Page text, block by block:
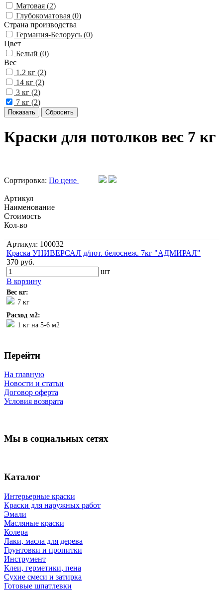
Матовая (2)
Глубокоматовая (0)
Страна производства
Германия-Белорусь (0)
Цвет
Белый (0)
Вес
1.2 кг (2)
14 кг (2)
3 кг (2)
7 кг (2)
Краски для потолков вес 7 кг
Сортировка: По цене
Артикул
Наименование
Стоимость
Кол-во
Артикул: 100032
Краска УНИВЕРСАЛ д/пот. белоснеж. 7кг "АДМИРАЛ"
370 руб.
шт
В корзину
Вес кг:
7 кг
Расход м2:
1 кг на 5-6 м2
Перейти
На главную
Новости и статьи
Договор оферта
Условия возврата
Мы в социальных сетях
Каталог
Интерьерные краски
Краски для наружных работ
Эмали
Масляные краски
Колера
Лаки, масла для дерева
Грунтовки и пропитки
Инструмент
Клеи, герметики, пена
Сухие смеси и затирка
Готовые шпатлевки